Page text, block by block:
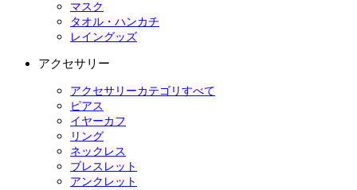
マスク
タオル・ハンカチ
レイングッズ
アクセサリー
アクセサリーカテゴリすべて
ピアス
イヤーカフ
リング
ネックレス
ブレスレット
アンクレット